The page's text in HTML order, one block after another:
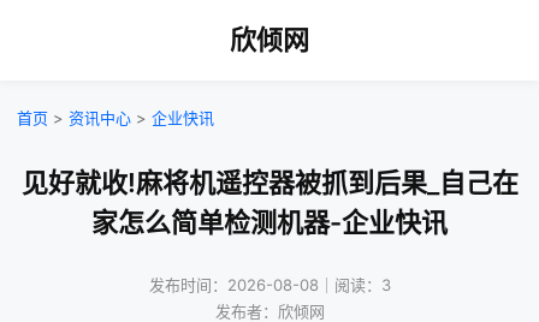
欣倾网
首页 > 资讯中心 > 企业快讯
见好就收!麻将机遥控器被抓到后果_自己在
家怎么简单检测机器-企业快讯
发布时间：2026-08-08｜阅读：3
发布者：欣倾网